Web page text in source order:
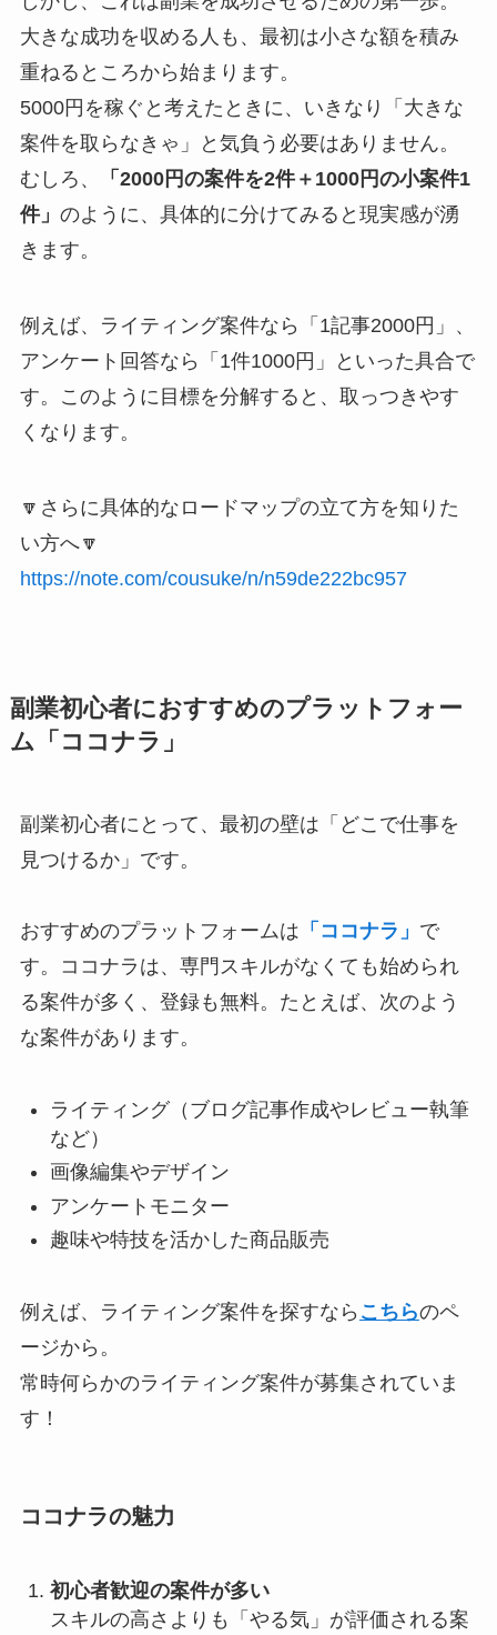
大きな成功を収める人も、最初は小さな額を積み
重ねるところから始まります。
5000円を稼ぐと考えたときに、いきなり「大きな
案件を取らなきゃ」と気負う必要はありません。
むしろ、
「2000円の案件を2件＋1000円の小案件1
件」 のように、具体的に分けてみると現実感が湧
きます。
例えば、ライティング案件なら「1記事2000円」、
アンケート回答なら「1件1000円」といった具合で
す。このように目標を分解すると、取っつきやす
くなります。
🔽さらに具体的なロードマップの立て方を知りた
い方へ🔽
https://note.com/cousuke/n/n59de222bc957
副業初心者におすすめのプラットフォー
ム「ココナラ」
副業初心者にとって、最初の壁は「どこで仕事を
見つけるか」です。
おすすめのプラットフォームは 「ココナラ」 で
す。ココナラは、専門スキルがなくても始められ
る案件が多く、登録も無料。たとえば、次のよう
な案件があります。
ライティング（ブログ記事作成やレビュー執筆
など）
画像編集やデザイン
アンケートモニター
趣味や特技を活かした商品販売
例えば、ライティング案件を探すなら こちらのペ
ージから。
常時何らかのライティング案件が募集されていま
す！
ココナラの魅力
初心者歓迎の案件が多い
スキルの高さよりも「やる気」が評価される案